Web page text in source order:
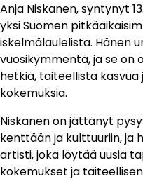
Anja Niskanen, syntynyt
yksi Suomen
iskelmälaulelista. Hänen
vuosikymmentä, ja se on
hetkiä, taiteellista kasvua
kokemuksia.
Niskanen on jättänyt
kenttään ja kulttuuriin, ja
artisti, joka löytää uusia
kokemukset ja